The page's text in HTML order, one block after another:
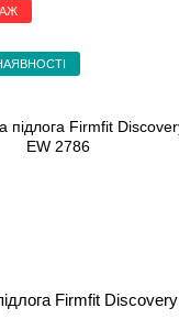
Firmfit Discovery